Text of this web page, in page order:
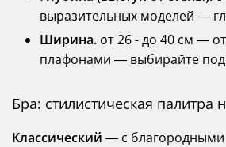
выразительных моделей —
Ширина. от 26 - до 40 см —
плафонами — выбирайте
Бра: стилистическая палитра
Классический — с